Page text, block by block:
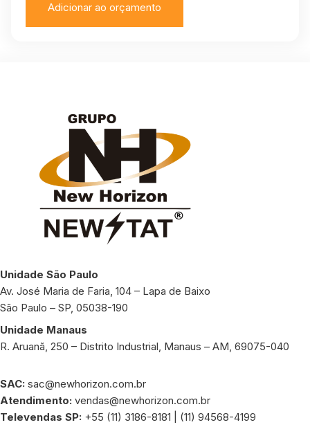
Adicionar ao orçamento
Unidade São Paulo
Av. José Maria de Faria, 104 – Lapa de Baixo
São Paulo – SP, 05038-190
Unidade Manaus
R. Aruanã, 250 – Distrito Industrial, Manaus – AM, 69075-040
SAC: sac@newhorizon.com.br
Atendimento: vendas@newhorizon.com.br
Televendas SP: +55 (11) 3186-8181 | (11) 94568-4199